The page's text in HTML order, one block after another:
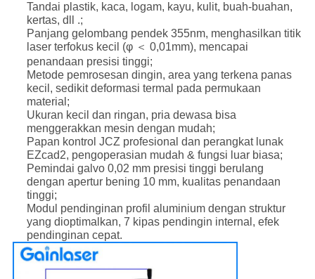
Tandai plastik, kaca, logam, kayu, kulit, buah-buahan,
kertas, dll .;
Panjang gelombang pendek 355nm, menghasilkan titik
laser terfokus kecil (φ ＜ 0,01mm), mencapai
penandaan presisi tinggi;
Metode pemrosesan dingin, area yang terkena panas
kecil, sedikit deformasi termal pada permukaan
material;
Ukuran kecil dan ringan, pria dewasa bisa
menggerakkan mesin dengan mudah;
Papan kontrol JCZ profesional dan perangkat lunak
EZcad2, pengoperasian mudah & fungsi luar biasa;
Pemindai galvo 0,02 mm presisi tinggi berulang
dengan apertur bening 10 mm, kualitas penandaan
tinggi;
Modul pendinginan profil aluminium dengan struktur
yang dioptimalkan, 7 kipas pendingin internal, efek
pendinginan cepat.